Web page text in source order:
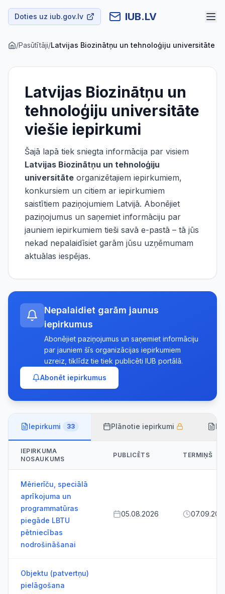
Doties uz iub.gov.lv IUB.LV
/Pasūtītāji/Latvijas Biozinātņu un tehnoloģiju universitāte
Latvijas Biozinātņu un
tehnoloģiju universitāte
viešie iepirkumi
Šajā lapā tiek sniegta informācija par visiem
Latvijas Biozinātņu un tehnoloģiju
universitāte organizētajiem iepirkumiem,
konkursiem un citiem ar iepirkumiem
saistītiem paziņojumiem Latvijā. Abonējiet
paziņojumus un saņemiet informāciju par
jauniem iepirkumiem tieši savā e-pastā – tā jūs
nekad nepalaidīsiet garām jūsu uzņēmumam
aktuālas iespējas.
Nepalaidiet garām jaunus
iepirkumus
Abonējiet paziņojumus un saņemiet informāciju
par jauniem šīs organizācijas iepirkumiem
uzreiz, tiklīdz tie tiek publicēti IUB portālā.
Abonēt iepirkumus
Iepirkumi 33 Plānotie iepirkumi
IEPIRKUMA
NOSAUKUMS
PUBLICĒTS TERMIŅŠ
Mērierīču, speciālā
aprīkojuma un
programmatūras
piegāde LBTU
pētniecības
nodrošināšanai
05.08.2026
Objektu (patvertņu)
pielāgošana